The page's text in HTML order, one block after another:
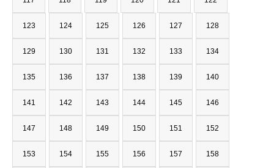
123 124 125 126 127 128
129 130 131 132 133 134
135 136 137 138 139 140
141 142 143 144 145 146
147 148 149 150 151 152
153 154 155 156 157 158